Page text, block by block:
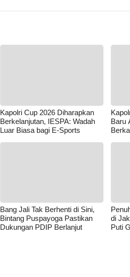
Kapolri Cup 2026 Diharapkan
Berkelanjutan, IESPA: Wadah
Luar Biasa bagi E-Sports
Baru
Bang Jali Tak Berhenti di Sini,
Bintang Puspayoga Pastikan
Dukungan PDIP Berlanjut
di
Puti